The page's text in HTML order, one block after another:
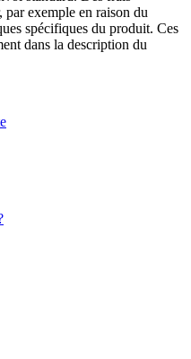
par exemple en raison du
spécifiques du produit. Ces
dans la description du